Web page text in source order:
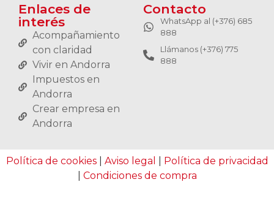
Enlaces de
interés
Acompañamiento
con claridad
Vivir en Andorra
Impuestos en
Andorra
Crear empresa en
Andorra
Contacto
WhatsApp al (+376) 685
888
Llámanos (+376) 775
888
Política de cookies| Aviso legal
Política de privacidad
Condiciones de compra